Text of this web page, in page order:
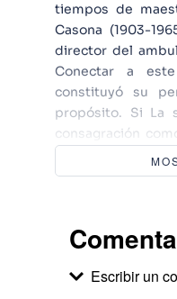
tiempos de
Casona (1903-
director del
Conectar a
constituyó su
propósito. Si La
consagración
mueren de pie
más notables.
obras, que
enseña en
Escribir un